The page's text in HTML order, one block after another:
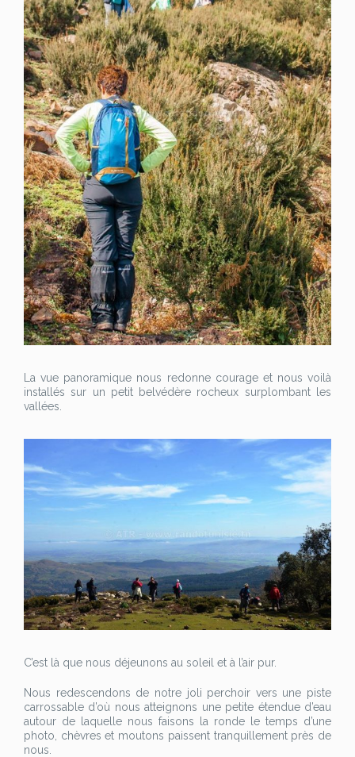
La vue panoramique nous redonne courage et nous voilà
installés sur un petit belvédère rocheux surplombant les
vallées.
C’est là que nous déjeunons au soleil et à l’air pur.
Nous redescendons de notre joli perchoir vers une piste
carrossable d’où nous atteignons une petite étendue d’eau
autour de laquelle nous faisons la ronde le temps d’une
photo, chèvres et moutons paissent tranquillement près de
nous.